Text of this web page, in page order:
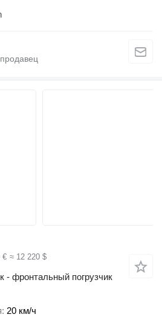
€ ≈ 12 220 $
- фронтальный погрузчик
20 км/ч